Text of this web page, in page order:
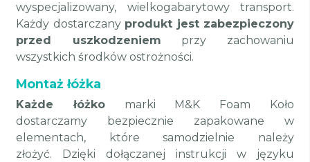
wyspecjalizowany, wielkogabarytowy transport.
Każdy dostarczany produkt jest zabezpieczony
przed uszkodzeniem przy zachowaniu
wszystkich środków ostrożności.
Montaż łóżka
Każde łóżkomarki M&K Foam Koło
dostarczamy bezpiecznie zapakowane w
elementach, które samodzielnie należy
złożyć. Dzięki dołączanej instrukcji w języku